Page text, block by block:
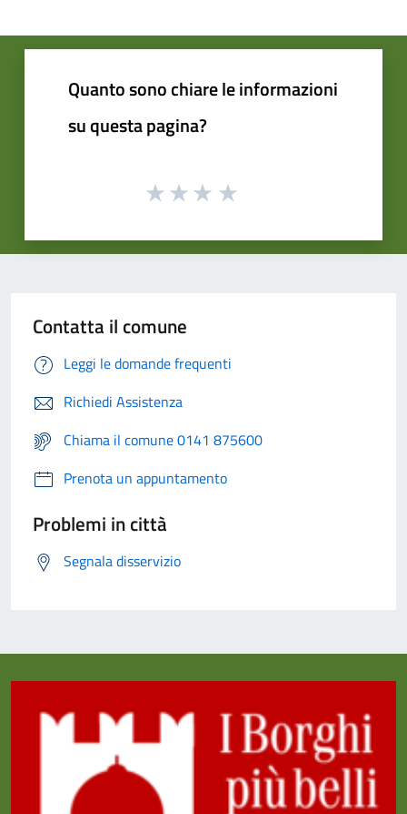
Quanto sono chiare le informazioni
su questa pagina?
Contatta il comune
Leggi le domande frequenti
Richiedi Assistenza
Chiama il comune 0141 875600
Prenota un appuntamento
Problemi in città
Segnala disservizio